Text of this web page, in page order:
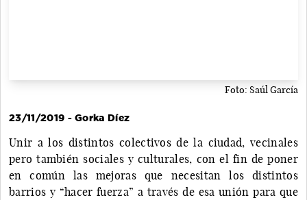
Foto: Saúl García
23/11/2019 - Gorka Díez
Unir a los distintos colectivos de la ciudad, vecinales
pero también sociales y culturales, con el fin de poner
en común las mejoras que necesitan los distintos
barrios y “hacer fuerza” a través de esa unión para que